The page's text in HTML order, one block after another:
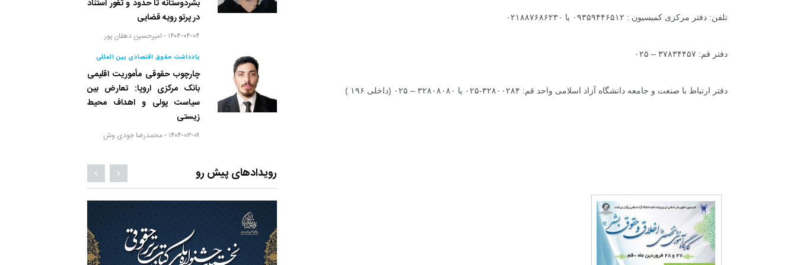
تلفن: دفتر مرکزی کمیسیون : ۰۹۳۵۹۴۴۶۵۱۲ یا ۰۲۱۸۸۷۶۸۶۲۳۰
دفتر قم: ۳۷۸۳۴۴۵۷ – ۰۲۵
دفتر ارتباط با صنعت و جامعه دانشگاه آزاد اسلامی واحد قم: ۳۲۸۰۰۲۸۴-۰۲۵ یا ۳۲۸۰۸۰۸۰ – ۰۲۵ (داخلی ۱۹۶ )
بشردوستانه تا حدود و ثغور استناد
در پرتو رویه قضایی
۱۴۰۴-۰۴-۰۴ - امیرحسین دهقان پور
یادداشت حقوق اقتصادی بین المللی
چارچوب حقوقی مأموریت اقلیمی
بانک مرکزی اروپا: تعارض بین
سیاست پولی و اهداف محیط
زیستی
۱۴۰۴-۰۳-۰۹ - محمدرضا جودی وش
رویدادهای پیش رو